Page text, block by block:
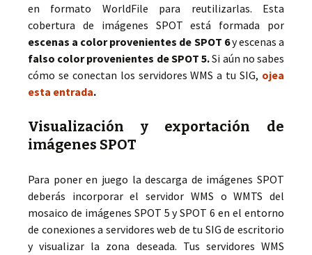
en formato WorldFile para reutilizarlas. Esta
cobertura de imágenes SPOT está formada por
escenas a color provenientes de SPOT 6y escenas a
falso color provenientes de SPOT 5.Si aún no sabes
cómo se conectan los servidores WMS a tu SIG, ojea
esta entrada.
Visualización y exportación de
imágenes SPOT
Para poner en juego la descarga de imágenes SPOT
deberás incorporar el servidor WMS o WMTS del
mosaico de imágenes SPOT 5 y SPOT 6 en el entorno
de conexiones a servidores web de tu SIG de escritorio
y visualizar la zona deseada. Tus servidores WMS